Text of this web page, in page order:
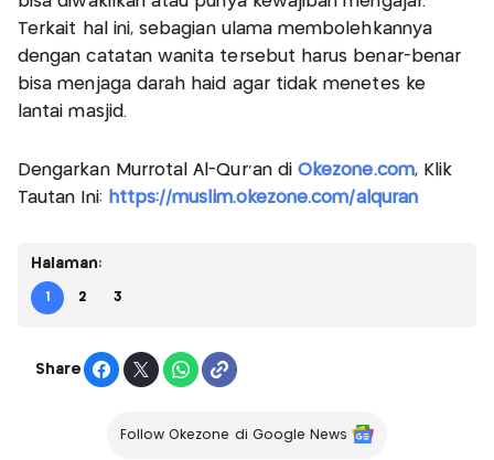
Terkait hal ini, sebagian ulama membolehkannya
dengan catatan wanita tersebut harus benar-benar
bisa menjaga darah haid agar tidak menetes ke
lantai masjid.
Dengarkan Murrotal Al-Qur'an diOkezone.com, Klik
Tautan Ini: https://muslim.okezone.com/alquran
Halaman:
1 2 3
Share
Follow Okezone di Google News